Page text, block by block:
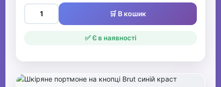
🛒 В кошик
✅ Є в наявності